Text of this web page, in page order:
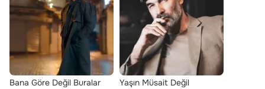
Bana Göre Değil Buralar Yaşın Müsait Değil